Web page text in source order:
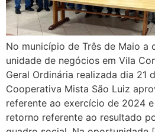
No município de Três de Maio a
unidade de negócios em Vila
Geral Ordinária realizada dia 21
Cooperativa Mista São Luiz
referente ao exercício de 2024
retorno referente ao resultado